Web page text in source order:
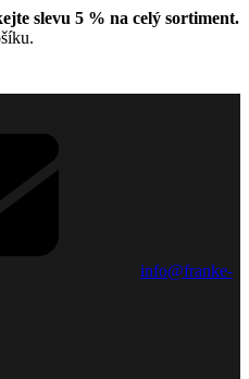
slevu 5 % na celý sortiment.
info@franke-